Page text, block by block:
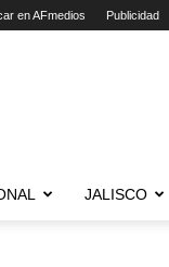
en AFmedios Publicidad
JALISCO